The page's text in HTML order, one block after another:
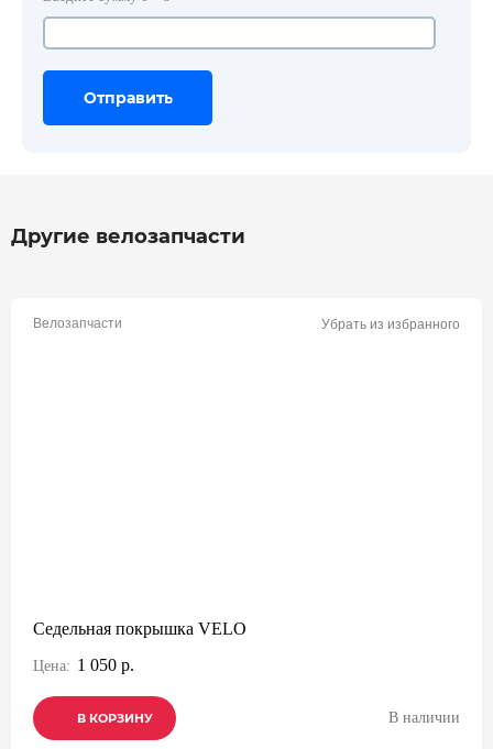
Отправить
Отправить
Отправить
Другие велозапчасти
Велозапчасти Убрать из избранного
Седельная покрышка VELO
Цена: 1 050 р.
В КОРЗИНУ
В КОРЗИНУ
В КОРЗИНУ В наличии